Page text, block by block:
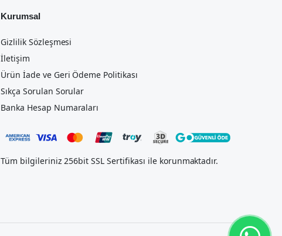
Kurumsal
Gizlilik Sözleşmesi
İletişim
Ürün İade ve Geri Ödeme Politikası
Sıkça Sorulan Sorular
Banka Hesap Numaraları
Tüm bilgileriniz 256bit SSL Sertifikası ile korunmaktadır.